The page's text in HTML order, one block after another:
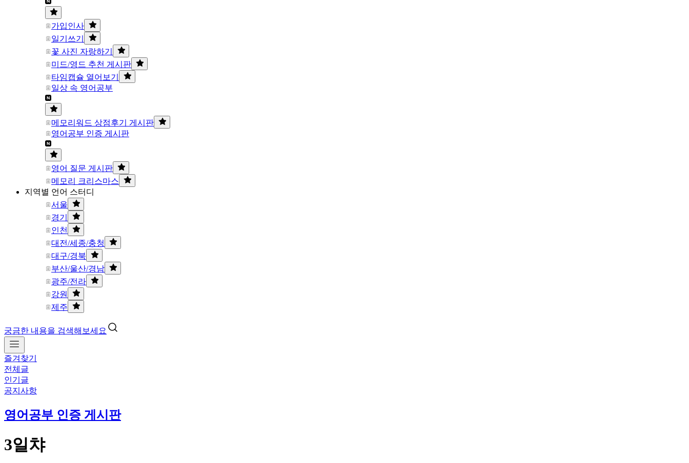
가입인사
일기쓰기
꽃 사진 자랑하기
미드/영드 추천 게시판
타임캡슐 열어보기
일상 속 영어공부
메모리워드 상점후기 게시판
영어공부 인증 게시판
영어 질문 게시판
메모리 크리스마스
지역별 언어 스터디
서울
경기
인천
대전/세종/충청
대구/경북
부산/울산/경남
광주/전라
강원
제주
궁금한 내용을 검색해보세요
즐겨찾기
전체글
인기글
공지사항
영어공부 인증 게시판
3일챠